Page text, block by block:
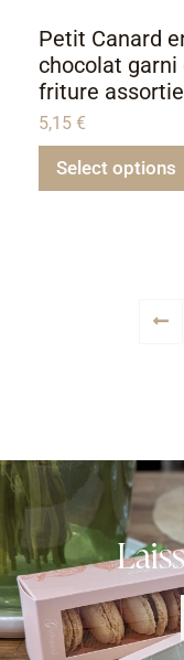
Petit Canard
chocolat garni
friture assortie
5,15 €
Select options